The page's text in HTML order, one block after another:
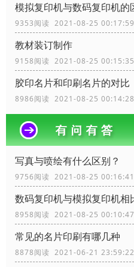
模拟复印机与数码复印机的
9353阅读 2021-08-25 00:17:59
教材装订制作
9158阅读 2021-08-25 00:15:35
胶印名片和印刷名片的对比
8986阅读 2021-08-25 00:14:28
写真与喷绘有什么区别？
9756阅读 2021-08-25 00:16:41
数码复印机与模拟复印机相
8958阅读 2021-08-25 00:10:47
常见的名片印刷有哪几种
8878阅读 2021-06-21 23:59:22